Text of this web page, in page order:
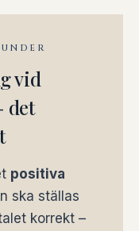
vid
det
positiva
ska ställas
korrekt –